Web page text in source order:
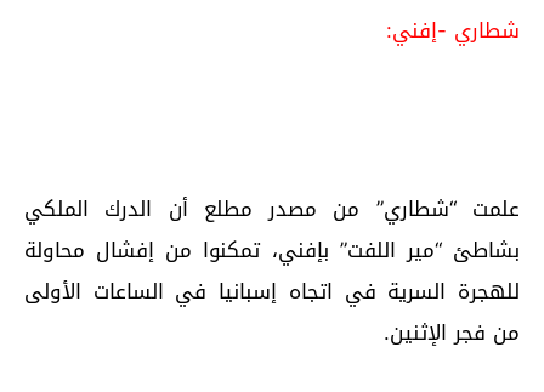
شطاري -إفني:
علمت “شطاري” من مصدر مطلع أن الدرك الملكي
بشاطئ “مير اللفت” بإفني، تمكنوا من إفشال محاولة
للهجرة السرية في اتجاه إسبانيا في الساعات الأولى
من فجر الإثنين.